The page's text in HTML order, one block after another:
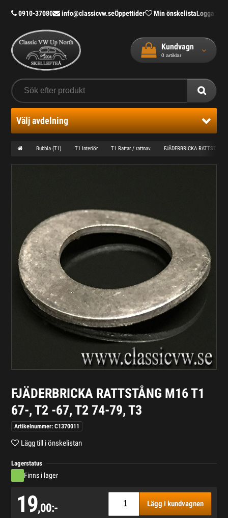
0910-37080 info@classicvw.seÖppettider Min önskelistaLogga in
Kundvagn
0 artiklar
Välj avdelning
Bubbla (T1) T1 Interiör T1 Rattar / rattnav FJÄDERBRICKA
FJÄDERBRICKA RATTSTÅNG M16 T1
67-, T2 -67, T2 74-79, T3
Artikelnummer: C1370011
Lägg till i önskelistan
Lagerstatus
Finns i lager
19,00:- Lägg i kundvagnen